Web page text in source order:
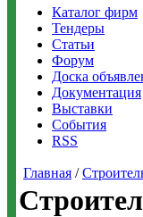
Каталог фирм
Тендеры
Статьи
Форум
Доска
Документация
Выставки
События
RSS
Главная /